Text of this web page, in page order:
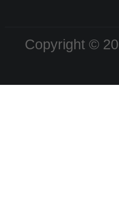
Copyright ©